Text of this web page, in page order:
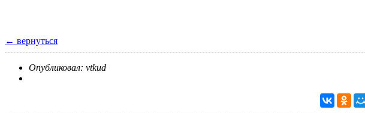
← вернуться
Опубликовал: vtkud